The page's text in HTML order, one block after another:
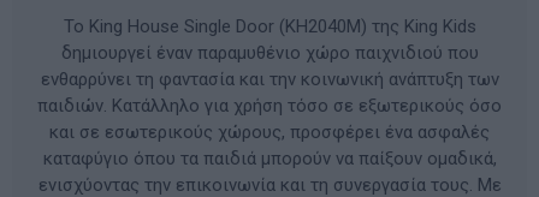
Το King House Single Door (KH2040M) της King Kids
δημιουργεί έναν παραμυθένιο χώρο παιχνιδιού που
ενθαρρύνει τη φαντασία και την κοινωνική ανάπτυξη των
παιδιών. Κατάλληλο για χρήση τόσο σε εξωτερικούς όσο
και σε εσωτερικούς χώρους, προσφέρει ένα ασφαλές
καταφύγιο όπου τα παιδιά μπορούν να παίξουν ομαδικά,
ενισχύοντας την επικοινωνία και τη συνεργασία τους. Με